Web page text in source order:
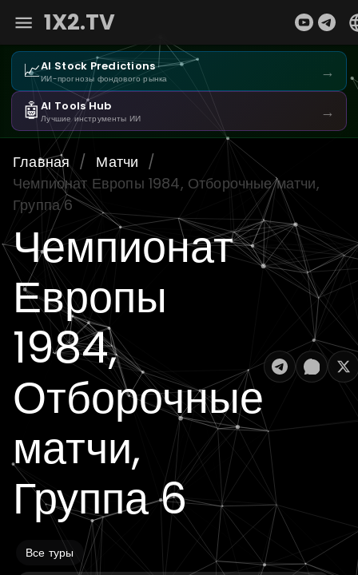
1X2.TV
📈AI Stock Predictions
ИИ-прогнозы фондового рынка →
🤖AI Tools Hub
Лучшие инструменты ИИ →
Главная / Матчи /
Чемпионат Европы 1984, Отборочные матчи,
Группа 6
Чемпионат
Европы
1984,
Отборочные
матчи,
Группа 6
Все туры